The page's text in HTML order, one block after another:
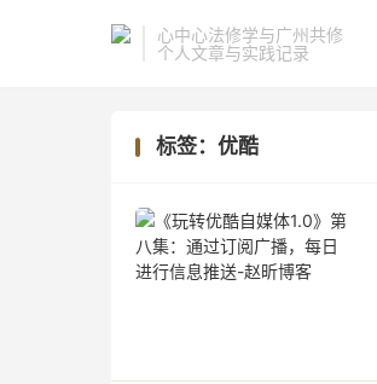
心中心法修学与广州共修
个人文章与实践记录
标签：优酷